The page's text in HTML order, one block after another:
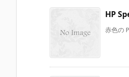
HP
赤色の